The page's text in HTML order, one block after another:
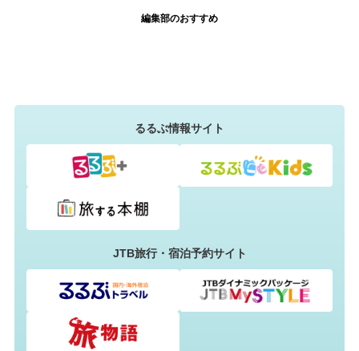
編集部のおすすめ
るるぶ情報サイト
JTB旅行・宿泊予約サイト